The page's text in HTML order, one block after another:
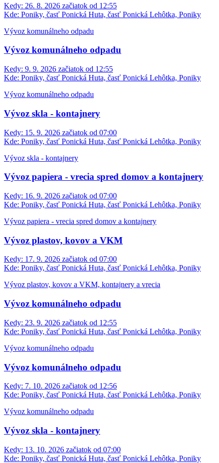
Kedy: 26. 8. 2026 začiatok od 12:55
Kde: Poniky, časť Ponická Huta, časť Ponická Lehôtka, Poniky
Vývoz komunálneho odpadu
Vývoz komunálneho odpadu
Kedy: 9. 9. 2026 začiatok od 12:55
Kde: Poniky, časť Ponická Huta, časť Ponická Lehôtka, Poniky
Vývoz komunálneho odpadu
Vývoz skla - kontajnery
Kedy: 15. 9. 2026 začiatok od 07:00
Kde: Poniky, časť Ponická Huta, časť Ponická Lehôtka, Poniky
Vývoz skla - kontajnery
Vývoz papiera - vrecia spred domov a kontajnery
Kedy: 16. 9. 2026 začiatok od 07:00
Kde: Poniky, časť Ponická Huta, časť Ponická Lehôtka, Poniky
Vývoz papiera - vrecia spred domov a kontajnery
Vývoz plastov, kovov a VKM
Kedy: 17. 9. 2026 začiatok od 07:00
Kde: Poniky, časť Ponická Huta, časť Ponická Lehôtka, Poniky
Vývoz plastov, kovov a VKM, kontajnery a vrecia
Vývoz komunálneho odpadu
Kedy: 23. 9. 2026 začiatok od 12:55
Kde: Poniky, časť Ponická Huta, časť Ponická Lehôtka, Poniky
Vývoz komunálneho odpadu
Vývoz komunálneho odpadu
Kedy: 7. 10. 2026 začiatok od 12:56
Kde: Poniky, časť Ponická Huta, časť Ponická Lehôtka, Poniky
Vývoz komunálneho odpadu
Vývoz skla - kontajnery
Kedy: 13. 10. 2026 začiatok od 07:00
Kde: Poniky, časť Ponická Huta, časť Ponická Lehôtka, Poniky